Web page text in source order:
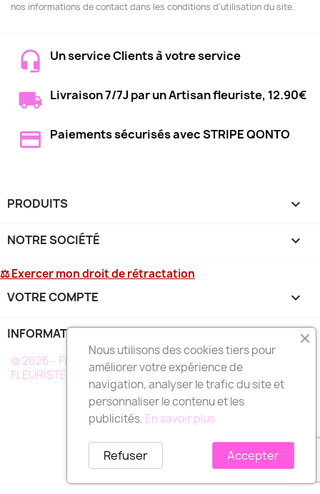
nos informations de contact dans les conditions d'utilisation du site.
Un service Clients à votre service
Livraison 7/7J par un Artisan fleuriste, 12.90€
Paiements sécurisés avec STRIPE QONTO
PRODUITS 
NOTRE SOCIÉTÉ 
⚖ Exercer mon droit de rétractation
VOTRE COMPTE 
INFORMATIONS keyboard_arrow_down
© 2026 - FLEURS DEUIL MARTINIQUE - UN RÉSEAU DE
FLEURISTE A VOTRE SERVICE EN MARTINIQUE
Nous utilisons des cookies tiers pour
améliorer votre expérience de
navigation, analyser le trafic du site et
personnaliser le contenu et les
publicités. En savoir plus
Accepter
Refuser